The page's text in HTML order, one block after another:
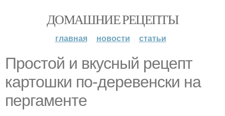
ДОМАШНИЕ РЕЦЕПТЫ
главная новости статьи
Простой и вкусный рецепт
картошки по-деревенски на
пергаменте